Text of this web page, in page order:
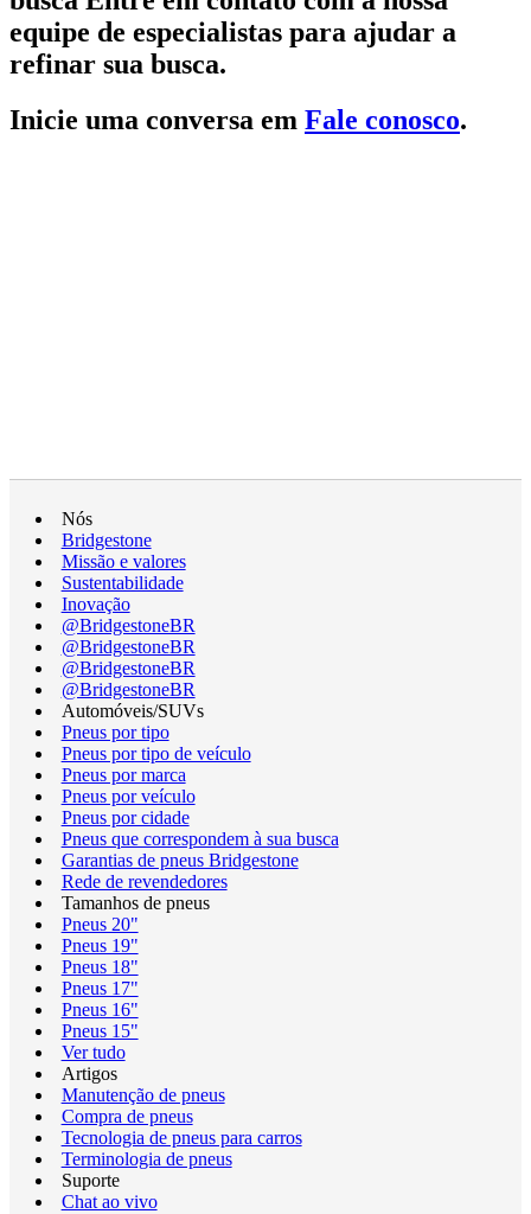
equipe de especialistas para ajudar a
refinar sua busca.
Inicie uma conversa em Fale conosco.
Nós
Bridgestone
Missão e valores
Sustentabilidade
Inovação
@BridgestoneBR
@BridgestoneBR
@BridgestoneBR
@BridgestoneBR
Automóveis/SUVs
Pneus por tipo
Pneus por tipo de veículo
Pneus por marca
Pneus por veículo
Pneus por cidade
Pneus que correspondem à sua busca
Garantias de pneus Bridgestone
Rede de revendedores
Tamanhos de pneus
Pneus 20"
Pneus 19"
Pneus 18"
Pneus 17"
Pneus 16"
Pneus 15"
Ver tudo
Artigos
Manutenção de pneus
Compra de pneus
Tecnologia de pneus para carros
Terminologia de pneus
Suporte
Chat ao vivo